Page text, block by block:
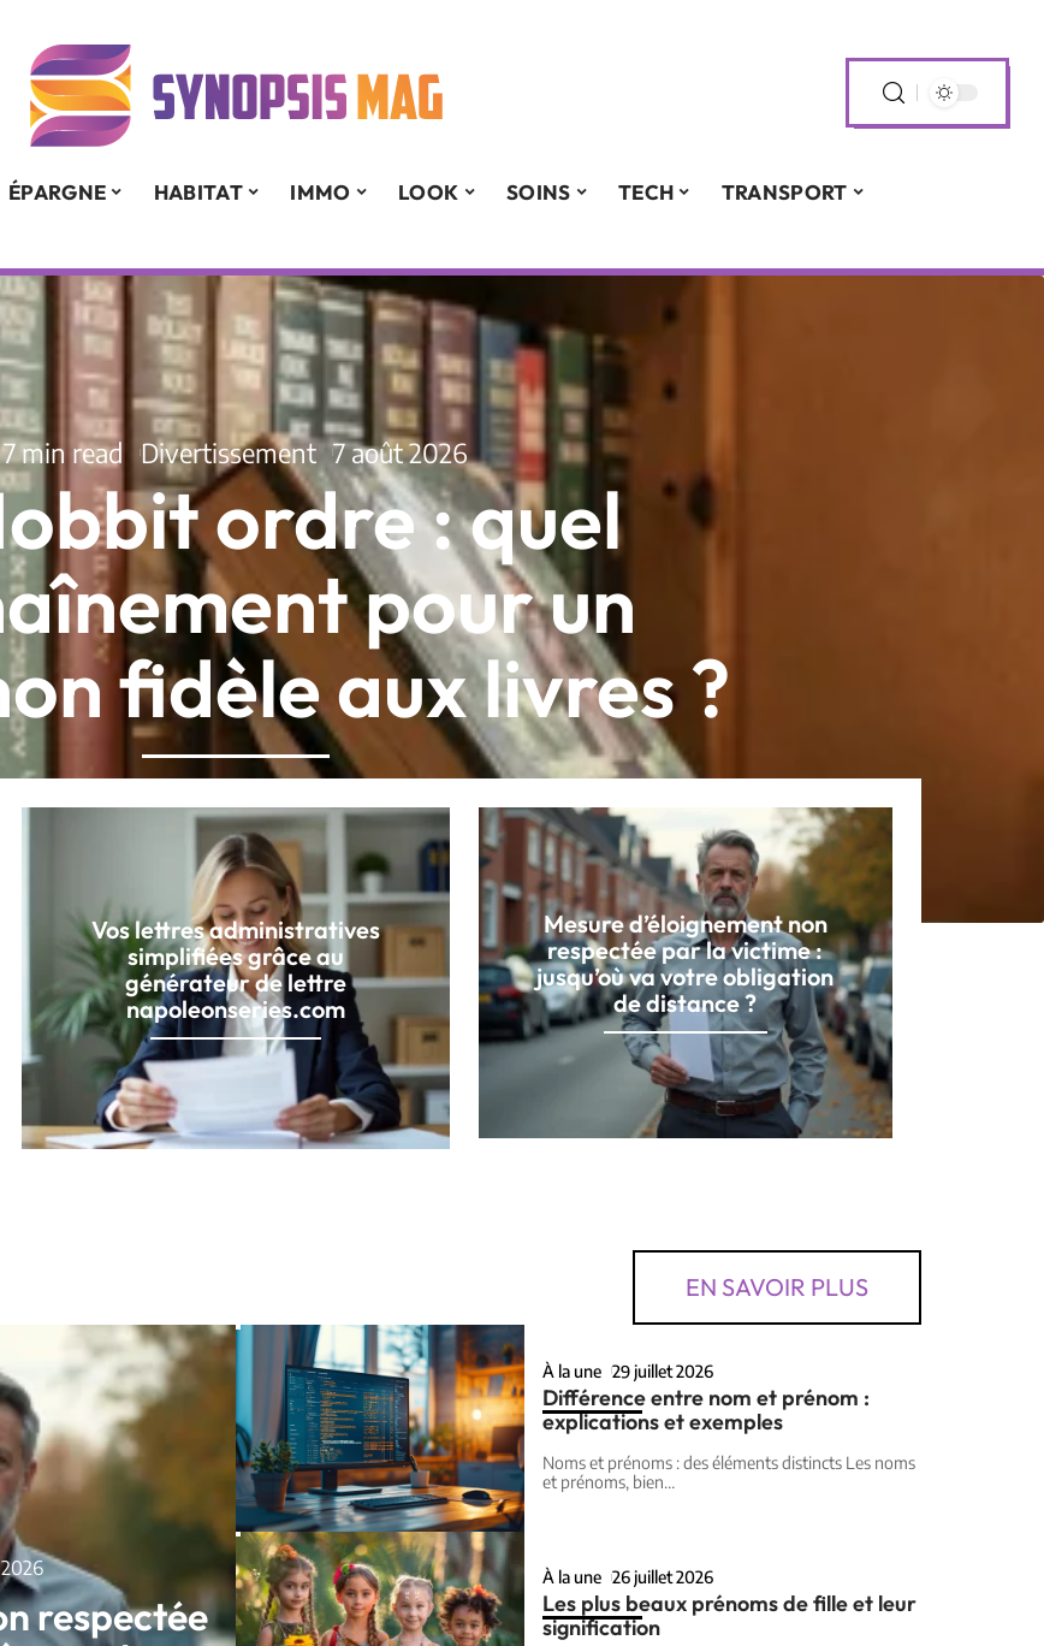
ÉPARGNE HABITAT IMMO LOOK SOINS TECH
TRANSPORT
7 min read Divertissement 7 août 2026
ordre : quel
pour un
fidèle aux livres ?
Vos lettres administratives
simplifiées grâce au
générateur de lettre
napoleonseries.com
Mesure d’éloignement non
respectée par la victime :
jusqu’où va votre obligation
de distance ?
EN SAVOIR PLUS
respectée
À la une 29 juillet 2026
Différence entre nom et prénom :
explications et exemples
Noms et prénoms : des éléments distincts Les noms
et prénoms, bien…
À la une 26 juillet 2026
Les plus beaux prénoms de fille et leur
signification